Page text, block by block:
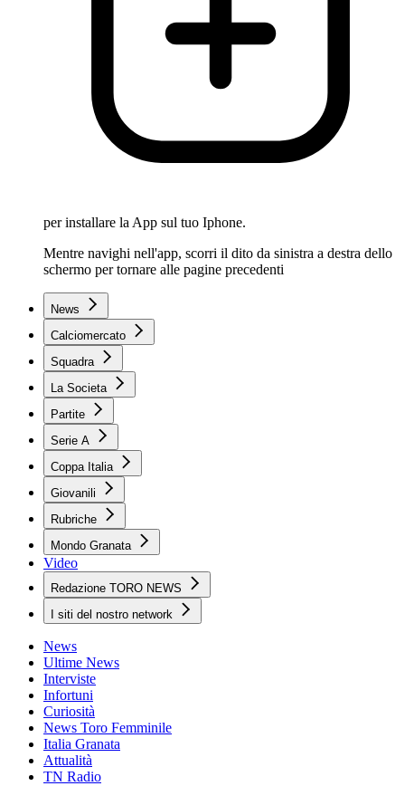
per installare la App sul tuo Iphone.
Mentre navighi nell'app, scorri il dito da sinistra a destra dello
schermo per tornare alle pagine precedenti
News
Calciomercato
Squadra
La Societa
Partite
Serie A
Coppa Italia
Giovanili
Rubriche
Mondo Granata
Video
Redazione TORO NEWS
I siti del nostro network
News
Ultime News
Interviste
Infortuni
Curiosità
News Toro Femminile
Italia Granata
Attualità
TN Radio